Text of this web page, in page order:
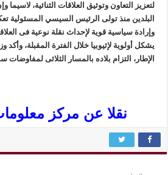
لتعزيز التعاون وتوثيق العلاقات الثنائية، لاسيما
البلدين منذ تولى الرئيس السيسي المسئولية
وإرادة سياسية قوية لإحداث نقلة نوعية فى
يشكل أولوية لإثيوبيا خلال الفترة المقبلة، وأكد
الإطار، التزام بلاده بالمسار الثلاثى لمفاوضات
نقلا عن مركز